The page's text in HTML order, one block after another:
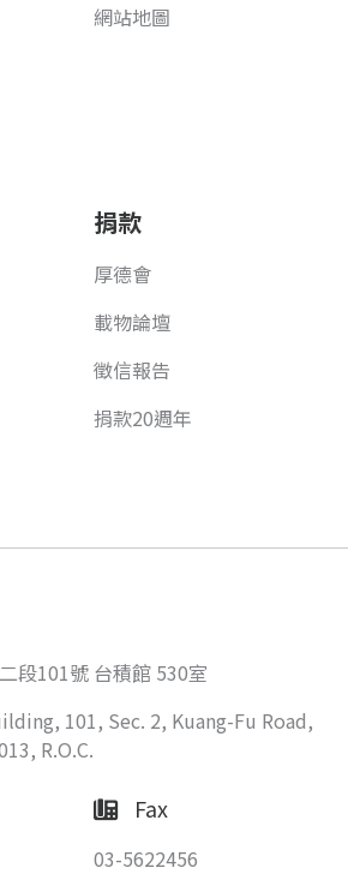
網站地圖
捐款
厚德會
載物論壇
徵信報告
捐款20週年
段101號 台積館 530室
101, Sec. 2, Kuang-Fu Road,
R.O.C.
Fax
03-5622456